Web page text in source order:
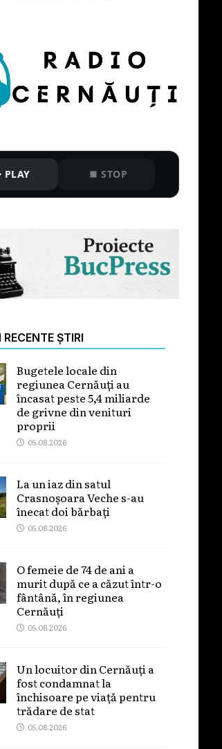
PLAY STOP
ȘTIRI
Bugetele locale din
regiunea Cernăuți au
încasat peste 5,4 miliarde
de grivne din venituri
proprii
05.08.2026
La un iaz din satul
Crasnoșoara Veche s-au
înecat doi bărbați
05.08.2026
O femeie de 74 de ani a
murit după ce a căzut într-o
fântână, în regiunea
Cernăuți
05.08.2026
Un locuitor din Cernăuți a
fost condamnat la
închisoare pe viață pentru
trădare de stat
05.08.2026